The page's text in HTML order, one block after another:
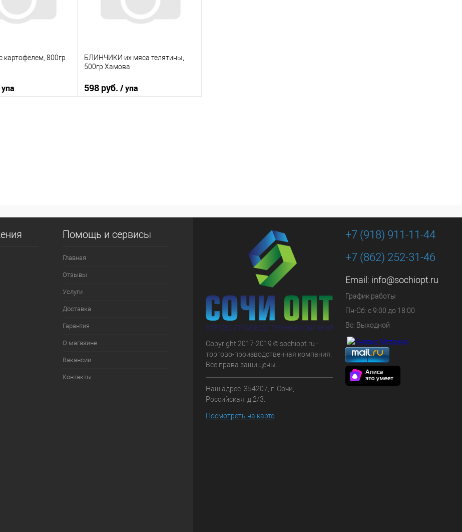
800гр
БЛИНЧИКИ их мяса телятины,
500гр Хамова
598 руб. / упа
Помощь и сервисы
Главная
Отзывы
Услуги
Доставка
Гарантия
О магазине
Вакансии
Контакты
Copyright 2017-2019 © sochiopt.ru -
торгово-производственная компания.
Все права защищены.
Наш адрес: 354207, г. Сочи,
Российская. д.2/3.
Посмотреть на карте
+7 (918) 911-11-44
+7 (862) 252-31-46
Email: info@sochiopt.ru
График работы
Пн-Сб: с 9:00 до 18:00
Вс: Выходной